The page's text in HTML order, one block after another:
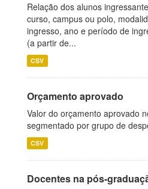
Relação dos alunos
curso, campus ou polo,
ingresso, ano e período de
(a partir de...
CSV
Orçamento aprovado
Valor do orçamento aprovado
segmentado por grupo de
CSV
Docentes na pós-